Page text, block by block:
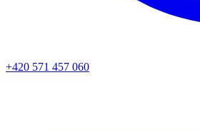
+420 571 457 060